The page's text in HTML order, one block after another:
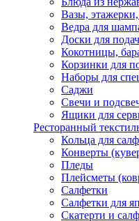
Вазы,
Ведра для
Доски для
Кокотницы,
Корзинки для
Наборы для
Саджи
Свечи и
Ящики для
Ресторанный
Кольца для
Конверты
Пледы
Плейсметы
Салфетки
Салфетки для
Скатерти и